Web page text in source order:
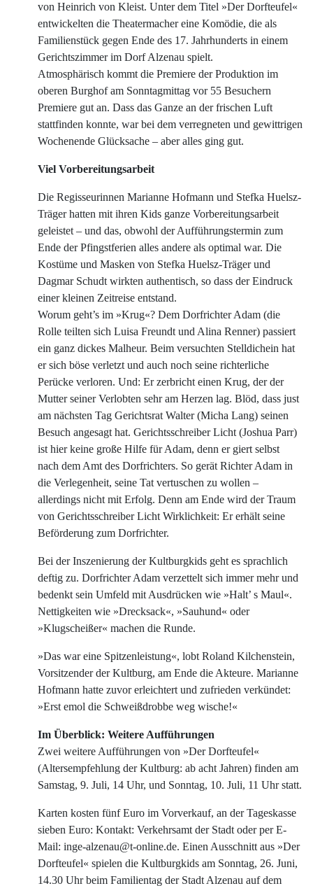
von Heinrich von Kleist. Unter dem Titel »Der Dorfteufel«
entwickelten die Theatermacher eine Komödie, die als
Familienstück gegen Ende des 17. Jahrhunderts in einem
Gerichtszimmer im Dorf Alzenau spielt.
Atmosphärisch kommt die Premiere der Produktion im
oberen Burghof am Sonntagmittag vor 55 Besuchern
Premiere gut an. Dass das Ganze an der frischen Luft
stattfinden konnte, war bei dem verregneten und gewittrigen
Wochenende Glücksache – aber alles ging gut.
Viel Vorbereitungsarbeit
Die Regisseurinnen Marianne Hofmann und Stefka Huelsz-
Träger hatten mit ihren Kids ganze Vorbereitungsarbeit
geleistet – und das, obwohl der Aufführungstermin zum
Ende der Pfingstferien alles andere als optimal war. Die
Kostüme und Masken von Stefka Huelsz-Träger und
Dagmar Schudt wirkten authentisch, so dass der Eindruck
einer kleinen Zeitreise entstand.
Worum geht’s im »Krug«? Dem Dorfrichter Adam (die
Rolle teilten sich Luisa Freundt und Alina Renner) passiert
ein ganz dickes Malheur. Beim versuchten Stelldichein hat
er sich böse verletzt und auch noch seine richterliche
Perücke verloren. Und: Er zerbricht einen Krug, der der
Mutter seiner Verlobten sehr am Herzen lag. Blöd, dass just
am nächsten Tag Gerichtsrat Walter (Micha Lang) seinen
Besuch angesagt hat. Gerichtsschreiber Licht (Joshua Parr)
ist hier keine große Hilfe für Adam, denn er giert selbst
nach dem Amt des Dorfrichters. So gerät Richter Adam in
die Verlegenheit, seine Tat vertuschen zu wollen –
allerdings nicht mit Erfolg. Denn am Ende wird der Traum
von Gerichtsschreiber Licht Wirklichkeit: Er erhält seine
Beförderung zum Dorfrichter.
Bei der Inszenierung der Kultburgkids geht es sprachlich
deftig zu. Dorfrichter Adam verzettelt sich immer mehr und
bedenkt sein Umfeld mit Ausdrücken wie »Halt’ s Maul«.
Nettigkeiten wie »Drecksack«, »Sauhund« oder
»Klugscheißer« machen die Runde.
»Das war eine Spitzenleistung«, lobt Roland Kilchenstein,
Vorsitzender der Kultburg, am Ende die Akteure. Marianne
Hofmann hatte zuvor erleichtert und zufrieden verkündet:
»Erst emol die Schweißdrobbe weg wische!«
Im Überblick: Weitere Aufführungen
Zwei weitere Aufführungen von »Der Dorfteufel«
(Altersempfehlung der Kultburg: ab acht Jahren) finden am
Samstag, 9. Juli, 14 Uhr, und Sonntag, 10. Juli, 11 Uhr statt.
Karten kosten fünf Euro im Vorverkauf, an der Tageskasse
sieben Euro: Kontakt: Verkehrsamt der Stadt oder per E-
Mail: inge-alzenau@t-online.de. Einen Ausschnitt aus »Der
Dorfteufel« spielen die Kultburgkids am Sonntag, 26. Juni,
14.30 Uhr beim Familientag der Stadt Alzenau auf dem